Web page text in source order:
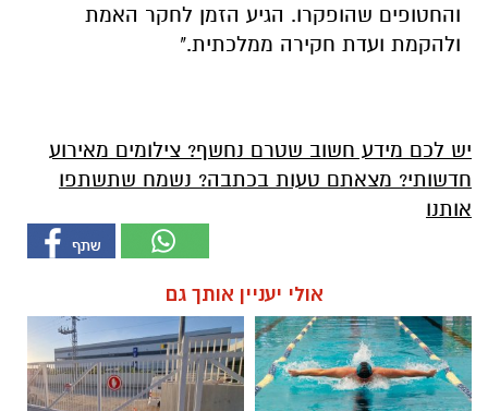
והחטופים שהופקרו. הגיע הזמן לחקר האמת
ולהקמת ועדת חקירה ממלכתית."
יש לכם מידע חשוב שטרם נחשף? צילומים מאירוע
חדשותי? מצאתם טעות בכתבה? נשמח שתשתפו
אותנו
אולי יעניין אותך גם